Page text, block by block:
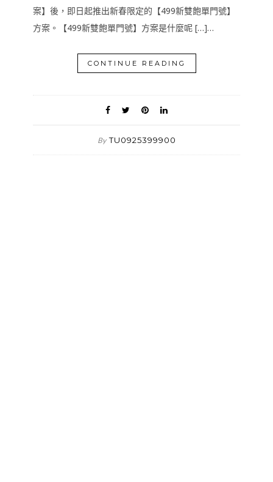
案】後，即日起推出新春限定的【499新雙飽單門號】
方案。【499新雙飽單門號】方案是什麼呢 […]…
CONTINUE READING
By TU0925399900